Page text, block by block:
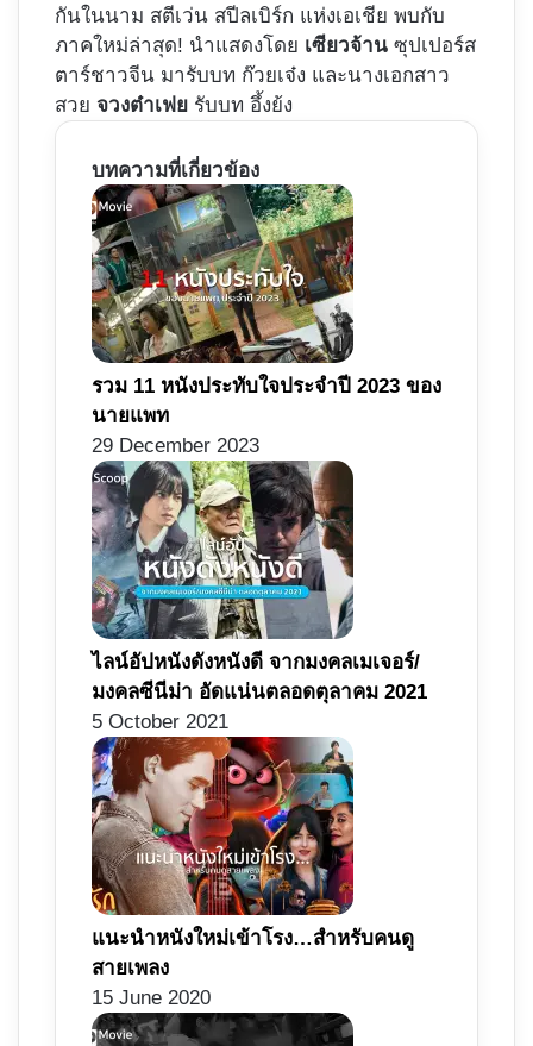
กันในนาม สตีเว่น สปีลเบิร์ก แห่งเอเชีย พบกับ
ภาคใหม่ล่าสุด! นำแสดงโดย เซียวจ้าน ซุปเปอร์ส
ตาร์ชาวจีน มารับบท ก๊วยเจ๋ง และนางเอกสาว
สวย จวงต๋าเฟย รับบท อึ้งย้ง
บทความที่เกี่ยวข้อง
รวม 11 หนังประทับใจประจำปี 2023 ของ
นายแพท
29 December 2023
ไลน์อัปหนังดังหนังดี จากมงคลเมเจอร์/
มงคลซีนีม่า อัดแน่นตลอดตุลาคม 2021
5 October 2021
แนะนำหนังใหม่เข้าโรง…สำหรับคนดู
สายเพลง
15 June 2020